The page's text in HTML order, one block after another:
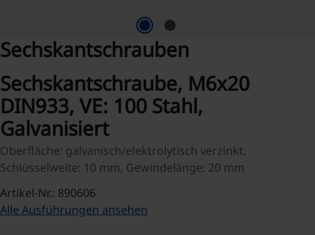
Sechskantschrauben
Sechskantschraube, M6x20
DIN933, VE: 100 Stahl,
Galvanisiert
Oberfläche: galvanisch/elektrolytisch verzinkt,
Schlüsselweite: 10 mm, Gewindelänge: 20 mm
Artikel-Nr.: 890606
Alle Ausführungen ansehen